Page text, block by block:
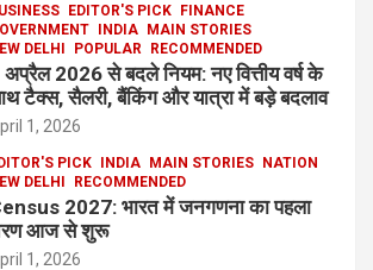
EDITOR'S PICK FINANCE
INDIA MAIN STORIES
DELHI
POPULAR RECOMMENDED
अप्रैल 2026 से बदले नियम: नए वित्तीय वर्ष के
टैक्स, सैलरी, बैंकिंग और यात्रा में बड़े बदलाव
1, 2026
PICK INDIA MAIN STORIES NATION
DELHI
RECOMMENDED
2027: भारत में जनगणना का पहला
आज से शुरू
1, 2026